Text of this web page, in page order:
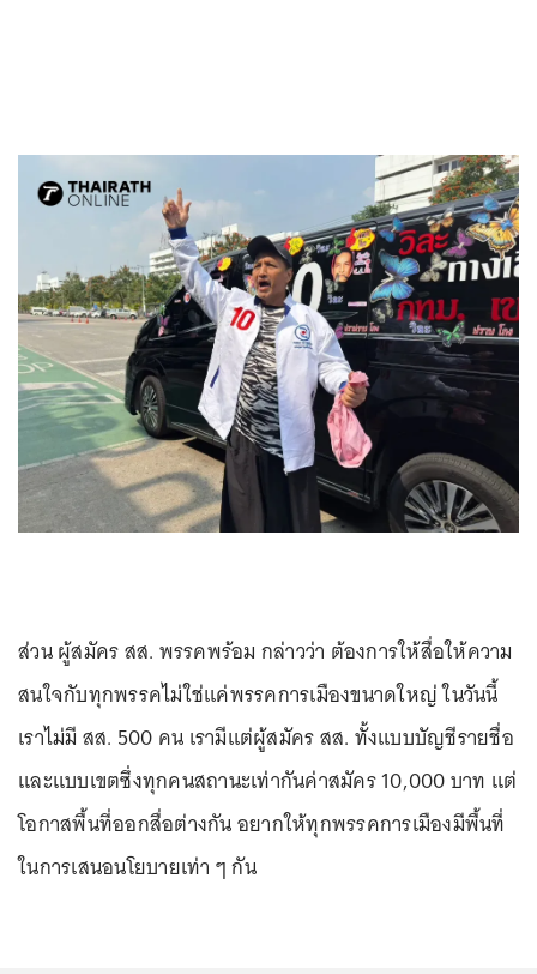
ส่วน ผู้สมัคร สส. พรรคพร้อม กล่าวว่า ต้องการให้สื่อให้ความ
สนใจกับทุกพรรคไม่ใช่แค่พรรคการเมืองขนาดใหญ่ ในวันนี้
เราไม่มี สส. 500 คน เรามีแต่ผู้สมัคร สส. ทั้งแบบบัญชีรายชื่อ
และแบบเขตซึ่งทุกคนสถานะเท่ากันค่าสมัคร 10,000 บาท แต่
โอกาสพื้นที่ออกสื่อต่างกัน อยากให้ทุกพรรคการเมืองมีพื้นที่
ในการเสนอนโยบายเท่า ๆ กัน